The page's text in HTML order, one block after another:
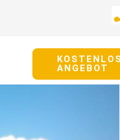
ANGEBOT